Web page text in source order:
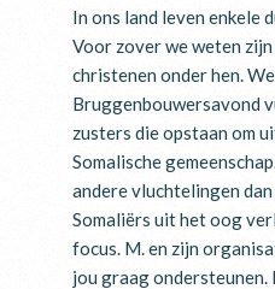
In ons land leven enkele
Voor zover we weten
christenen onder hen.
Bruggenbouwersavond
zusters die opstaan om
Somalische
andere vluchtelingen
Somaliërs uit het oog
focus. M. en zijn
jou graag ondersteunen.